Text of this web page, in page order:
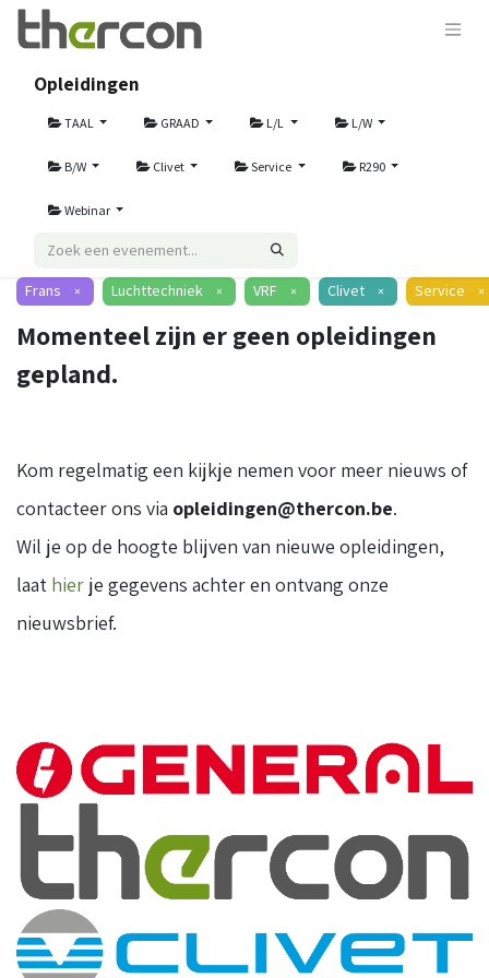
Opleidingen
TAAL GRAAD L/L L/W
B/W Clivet Service R290
Webinar
Frans × Luchttechniek × VRF × Clivet × Service ×
Momenteel zijn er geen opleidingen
gepland.
Kom regelmatig een kijkje nemen voor meer nieuws of
contacteer ons via opleidingen@thercon.be.
Wil je op de hoogte blijven van nieuwe opleidingen,
laat hier je gegevens achter en ontvang onze
nieuwsbrief.